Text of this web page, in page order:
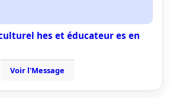
hes et éducateur es en
Voir l'Message